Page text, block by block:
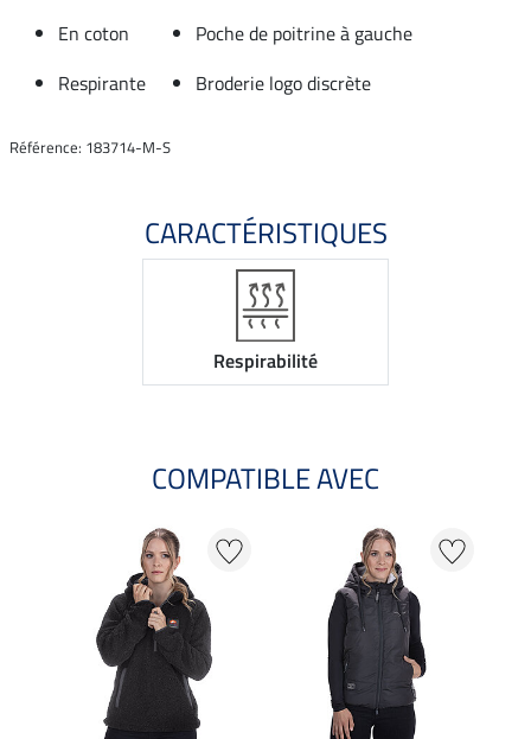
En coton
Poche de poitrine à gauche
Respirante
Broderie logo discrète
Référence: 183714-M-S
CARACTÉRISTIQUES
Respirabilité
COMPATIBLE AVEC